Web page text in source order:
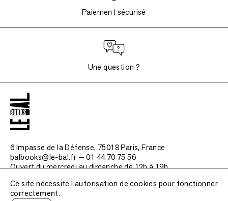
Paiement sécurisé
Une question ?
6 Impasse de la Défense, 75018 Paris, France
balbooks@le-bal.fr — 01 44 70 75 56
Ouvert du mercredi au dimanche de 12h à 19h
Questions fréquemment posées
Mentions légales / Crédits
Ce site nécessite l'autorisation de cookies pour fonctionner
correctement.